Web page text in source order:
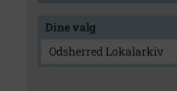
Dine valg
Odsherred Lokalarkiv